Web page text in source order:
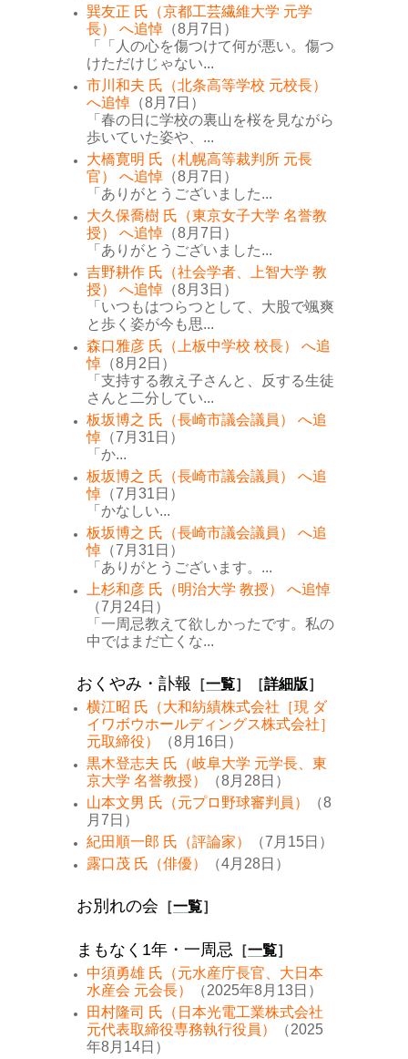
巽友正 氏（京都工芸繊維大学 元学
長） へ追悼 （8月7日）
「「人の心を傷つけて何が悪い。傷つ
けただけじゃない...
市川和夫 氏（北条高等学校 元校長）
へ追悼 （8月7日）
「春の日に学校の裏山を桜を見ながら
歩いていた姿や、...
大橋寛明 氏（札幌高等裁判所 元長
官） へ追悼 （8月7日）
「ありがとうございました...
大久保喬樹 氏（東京女子大学 名誉教
授） へ追悼 （8月7日）
「ありがとうございました...
吉野耕作 氏（社会学者、上智大学 教
授） へ追悼 （8月3日）
「いつもはつらつとして、大股で颯爽
と歩く姿が今も思...
森口雅彦 氏（上板中学校 校長） へ追
悼 （8月2日）
「支持する教え子さんと、反する生徒
さんと二分してい...
板坂博之 氏（長崎市議会議員） へ追
悼 （7月31日）
「か...
板坂博之 氏（長崎市議会議員） へ追
悼 （7月31日）
「かなしい...
板坂博之 氏（長崎市議会議員） へ追
悼 （7月31日）
「ありがとうございます。...
上杉和彦 氏（明治大学 教授） へ追悼
（7月24日）
「一周忌教えて欲しかったです。私の
中ではまだ亡くな...
おくやみ・訃報 ［一覧］［詳細版］
横江昭 氏（大和紡績株式会社［現 ダ
イワボウホールディングス株式会社］
元取締役）
（8月16日）
黒木登志夫 氏（岐阜大学 元学長、東
京大学 名誉教授）
（8月28日）
山本文男 氏（元プロ野球審判員）
（8
月7日）
紀田順一郎 氏（評論家）
（7月15日）
露口茂 氏（俳優）
（4月28日）
お別れの会 ［一覧］
まもなく1年・一周忌 ［一覧］
中須勇雄 氏（元水産庁長官、大日本
水産会 元会長）
（2025年8月13日）
田村隆司 氏（日本光電工業株式会社
元代表取締役専務執行役員）
（2025
年8月14日）